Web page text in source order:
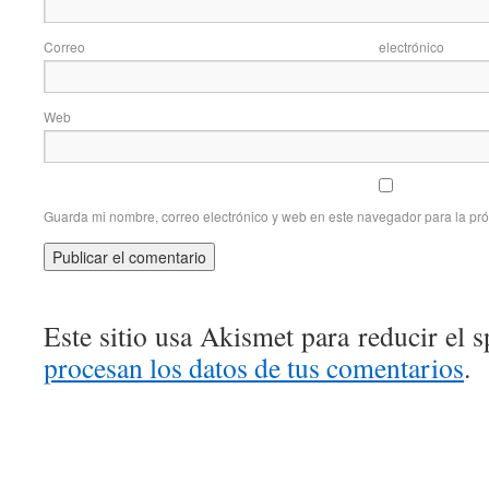
Correo
Web
Guarda mi nombre, correo electrónico y web en este navegador para la
Este sitio usa Akismet para reducir el
procesan los datos de tus comentarios.